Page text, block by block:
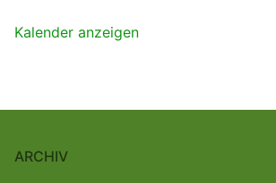
Kalender anzeigen
ARCHIV